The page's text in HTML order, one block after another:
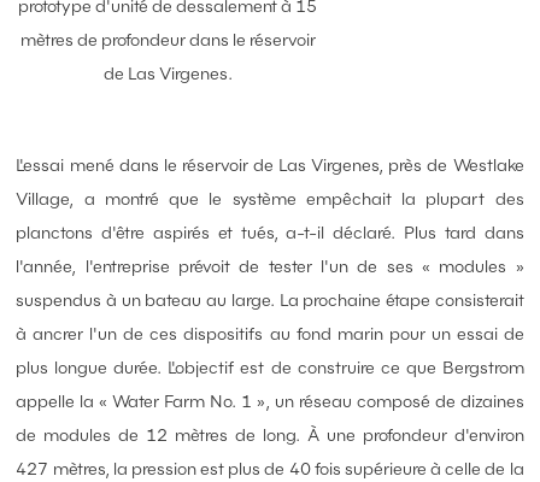
prototype d'unité de dessalement à 15
mètres de profondeur dans le réservoir
de Las Virgenes.
L'essai mené dans le réservoir de Las Virgenes, près de Westlake
Village, a montré que le système empêchait la plupart des
planctons d'être aspirés et tués, a-t-il déclaré. Plus tard dans
l'année, l'entreprise prévoit de tester l'un de ses « modules »
suspendus à un bateau au large. La prochaine étape consisterait
à ancrer l'un de ces dispositifs au fond marin pour un essai de
plus longue durée. L'objectif est de construire ce que Bergstrom
appelle la « Water Farm No. 1 », un réseau composé de dizaines
de modules de 12 mètres de long. À une profondeur d'environ
427 mètres, la pression est plus de 40 fois supérieure à celle de la